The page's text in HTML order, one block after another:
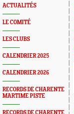
ACTUALITÉS
LE COMITÉ
LES CLUBS
CALENDRIER 2025
CALENDRIER 2026
RECORDS DE CHARENTE
MARTIME PISTE